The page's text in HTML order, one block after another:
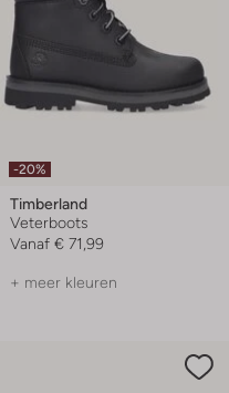
-20%
Timberland
Veterboots
Vanaf € 71,99
+ meer kleuren